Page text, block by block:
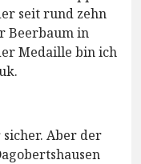
seit rund zehn
Beerbaum in
Medaille bin ich
Aber der